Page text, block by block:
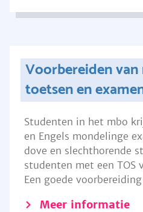
Voorbereiden
toetsen en
Studenten in het mbo
en Engels mondelinge
dove en slechthorende
studenten met een TOS
Een goede
Meer informatie